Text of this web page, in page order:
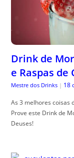
Drink de
e Raspas de
Mestre dos Drinks | 18
As 3 melhores coisas
Prove este Drink de
Deuses!